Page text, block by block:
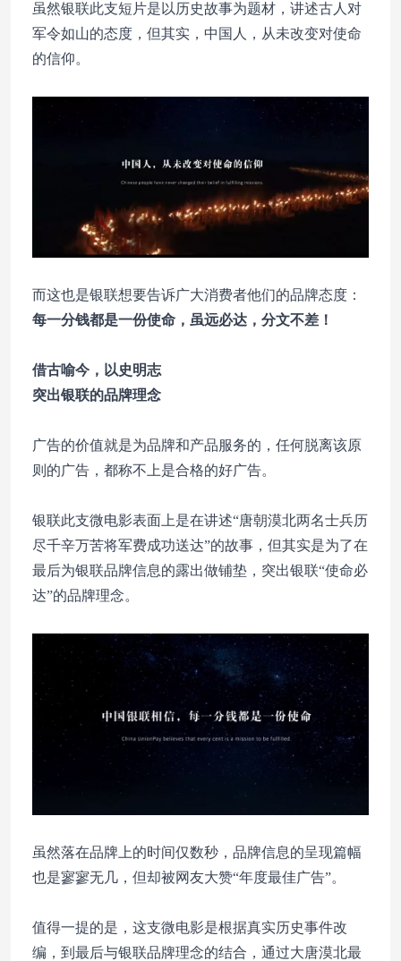
虽然银联此支短片是以历史故事为题材，讲述古人对
军令如山的态度，但其实，中国人，从未改变对使命
的信仰。
而这也是银联想要告诉广大消费者他们的品牌态度：
每一分钱都是一份使命，虽远必达，分文不差！
借古喻今，以史明志
突出银联的品牌理念
广告的价值就是为品牌和产品服务的，任何脱离该原
则的广告，都称不上是合格的好广告。
银联此支微电影表面上是在讲述“唐朝漠北两名士兵历
尽千辛万苦将军费成功送达”的故事，但其实是为了在
最后为银联品牌信息的露出做铺垫，突出银联“使命必
达”的品牌理念。
虽然落在品牌上的时间仅数秒，品牌信息的呈现篇幅
也是寥寥无几，但却被网友大赞“年度最佳广告”。
值得一提的是，这支微电影是根据真实历史事件改
编，到最后与银联品牌理念的结合，通过大唐漠北最